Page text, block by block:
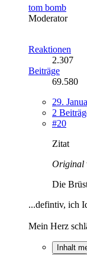
tom bomb
Moderator
Reaktionen
2.307
Beiträge
69.580
29.
2
#20
Zitat
Original
Die
...defintiv, ich
Mein Herz
Inhalt